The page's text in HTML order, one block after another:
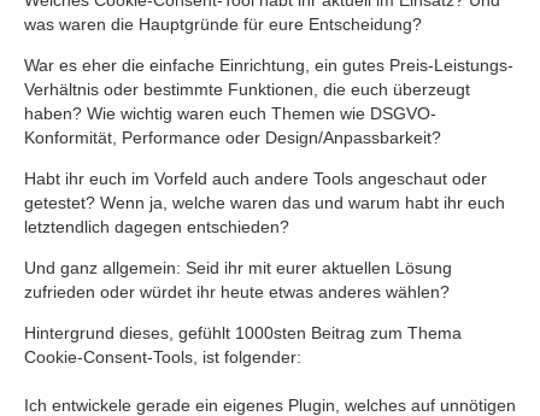
was waren die Hauptgründe für eure Entscheidung?
War es eher die einfache Einrichtung, ein gutes Preis-Leistungs-
Verhältnis oder bestimmte Funktionen, die euch überzeugt
haben? Wie wichtig waren euch Themen wie DSGVO-
Konformität, Performance oder Design/Anpassbarkeit?
Habt ihr euch im Vorfeld auch andere Tools angeschaut oder
getestet? Wenn ja, welche waren das und warum habt ihr euch
letztendlich dagegen entschieden?
Und ganz allgemein: Seid ihr mit eurer aktuellen Lösung
zufrieden oder würdet ihr heute etwas anderes wählen?
Hintergrund dieses, gefühlt 1000sten Beitrag zum Thema
Cookie-Consent-Tools, ist folgender:
Ich entwickele gerade ein eigenes Plugin, welches auf unnötigen